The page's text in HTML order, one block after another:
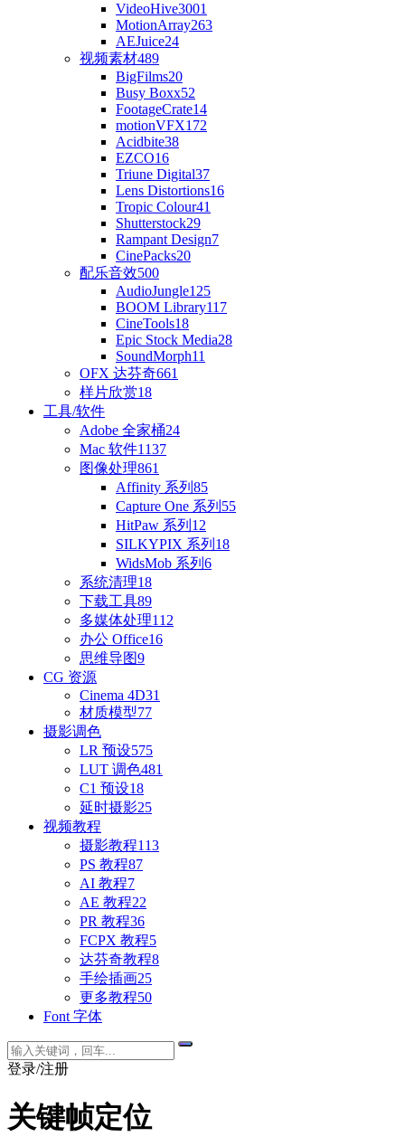
VideoHive3001
MotionArray263
AEJuice24
视频素材489
BigFilms20
Busy Boxx52
FootageCrate14
motionVFX172
Acidbite38
EZCO16
Triune Digital37
Lens Distortions16
Tropic Colour41
Shutterstock29
Rampant Design7
CinePacks20
配乐音效500
AudioJungle125
BOOM Library117
CineTools18
Epic Stock Media28
SoundMorph11
OFX 达芬奇661
样片欣赏18
工具/软件
Adobe 全家桶24
Mac 软件1137
图像处理861
Affinity 系列 85
Capture One 系列 55
HitPaw 系列 12
SILKYPIX 系列 18
WidsMob 系列 6
系统清理18
下载工具89
多媒体处理112
办公 Office16
思维导图9
CG 资源
Cinema 4D31
材质模型77
摄影调色
LR 预设575
LUT 调色481
C1 预设18
延时摄影25
视频教程
摄影教程113
PS 教程87
AI 教程7
AE 教程22
PR 教程36
FCPX 教程5
达芬奇教程8
手绘插画25
更多教程50
Font 字体
登录/注册
关键帧定位